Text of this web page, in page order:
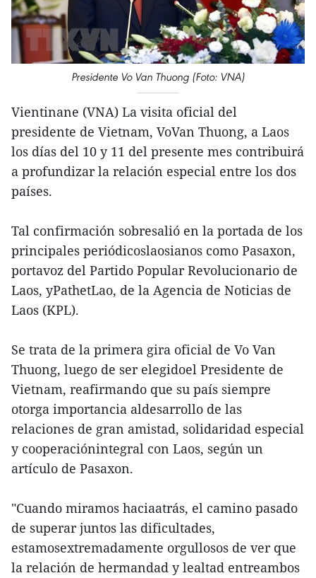
Presidente Vo Van Thuong (Foto: VNA)
Vientinane (VNA) La visita oficial del
presidente de Vietnam, VoVan Thuong, a Laos
los días del 10 y 11 del presente mes contribuirá
a profundizar la relación especial entre los dos
países.
Tal confirmación sobresalió en la portada de los
principales periódicoslaosianos como Pasaxon,
portavoz del Partido Popular Revolucionario de
Laos, yPathetLao, de la Agencia de Noticias de
Laos (KPL).
Se trata de la primera gira oficial de Vo Van
Thuong, luego de ser elegidoel Presidente de
Vietnam, reafirmando que su país siempre
otorga importancia aldesarrollo de las
relaciones de gran amistad, solidaridad especial
y cooperaciónintegral con Laos, según un
artículo de Pasaxon.
"Cuando miramos haciaatrás, el camino pasado
de superar juntos las dificultades,
estamosextremadamente orgullosos de ver que
la relación de hermandad y lealtad entreambos